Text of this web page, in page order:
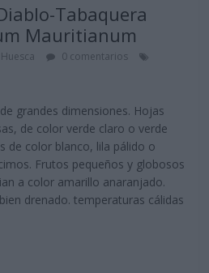
Tabaquera
Mauritianum
0 comentarios
grandes dimensiones. Hojas
de color verde claro o verde
de color blanco, lila pálido o
Frutos pequeños y globosos
a color amarillo anaranjado.
drenado. temperaturas cálidas